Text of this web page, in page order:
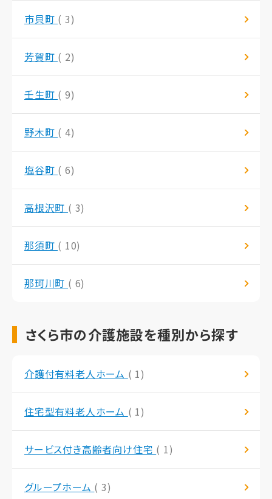
市貝町 ( 3)
芳賀町 ( 2)
壬生町 ( 9)
野木町 ( 4)
塩谷町 ( 6)
高根沢町 ( 3)
那須町 ( 10)
那珂川町 ( 6)
さくら市の介護施設を種別から探す
介護付有料老人ホーム ( 1)
住宅型有料老人ホーム ( 1)
サービス付き高齢者向け住宅 ( 1)
グループホーム ( 3)